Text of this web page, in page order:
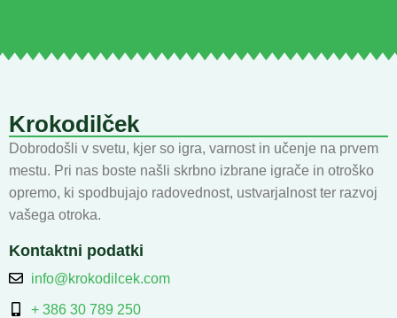
Krokodilček
Dobrodošli v svetu, kjer so igra, varnost in učenje na prvem
mestu. Pri nas boste našli skrbno izbrane igrače in otroško
opremo, ki spodbujajo radovednost, ustvarjalnost ter razvoj
vašega otroka.
Kontaktni podatki
info@krokodilcek.com
+ 386 30 789 250